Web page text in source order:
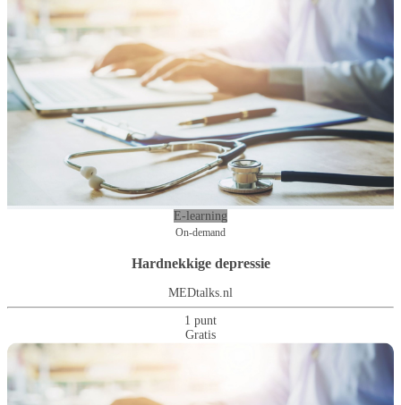
E-learning
On-demand
Hardnekkige depressie
MEDtalks.nl
1 punt
Gratis